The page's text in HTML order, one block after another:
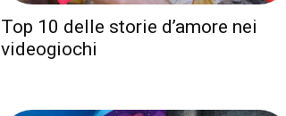
Top 10 delle storie d’amore nei
videogiochi